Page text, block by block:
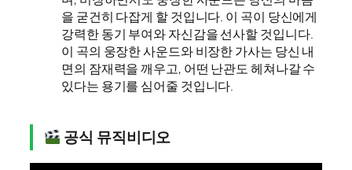
을 굳건히 다잡게 할 것입니다. 이 곡이 당신에게
강력한 동기 부여와 자신감을 선사할 것입니다.
이 곡의 웅장한 사운드와 비장한 가사는 당신 내
면의 잠재력을 깨우고, 어떤 난관도 헤쳐나갈 수
있다는 용기를 심어줄 것입니다.
공식 뮤직비디오